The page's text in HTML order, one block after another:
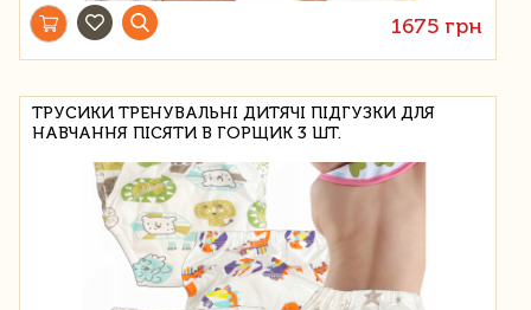
1675 грн
ТРУСИКИ ТРЕНУВАЛЬНІ ДИТЯЧІ ПІДГУЗКИ ДЛЯ
НАВЧАННЯ ПІСЯТИ В ГОРЩИК 3 ШТ.